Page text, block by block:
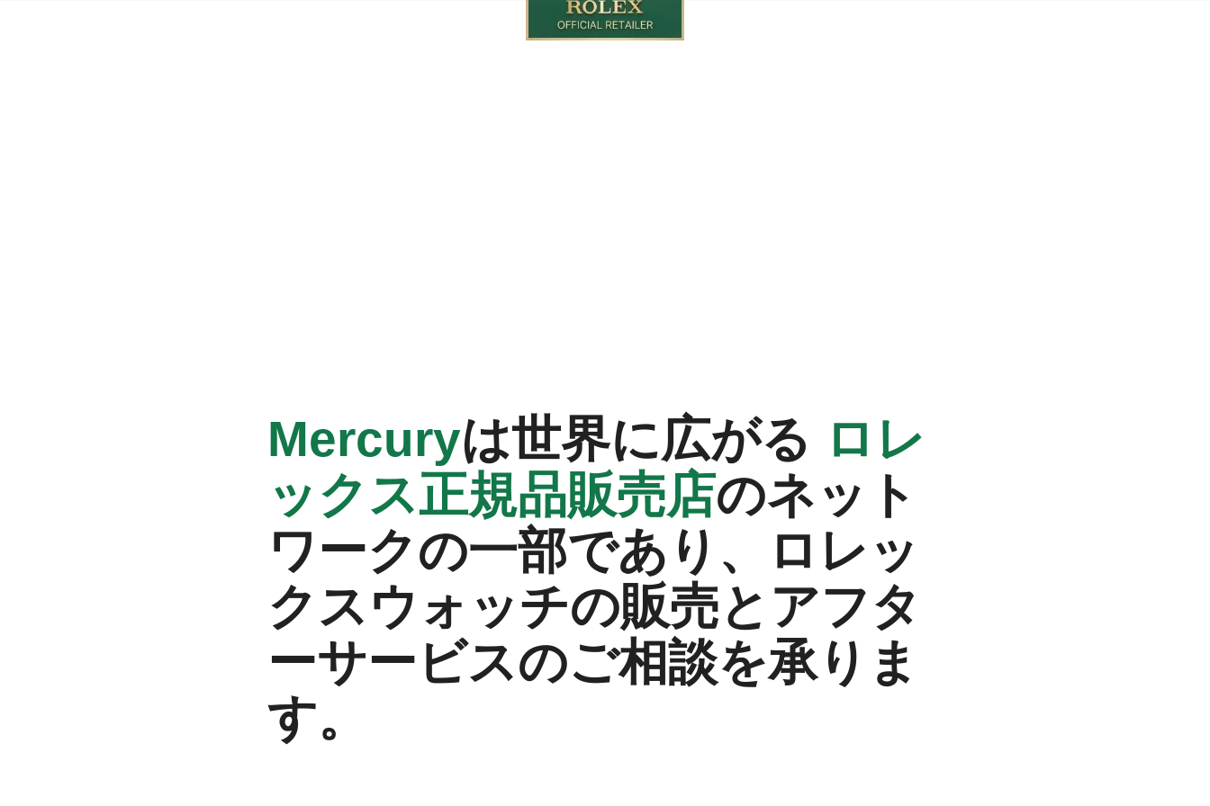
‭Mercury‬は世界に広がる ロレ
ックス正規品販売店のネット
ワークの一部であり、ロレッ
クスウォッチの販売とアフタ
ーサービスのご相談を承りま
す。